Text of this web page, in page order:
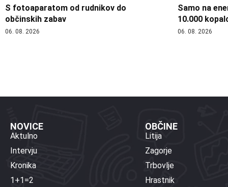
S fotoaparatom od rudnikov do
občinskih zabav
06. 08. 2026
Samo na
10.000
06. 08. 2026
NOVICE
Aktulno
Intervju
Kronika
1+1=2
OBČINE
Litija
Zagorje
Trbovlje
Hrastnik